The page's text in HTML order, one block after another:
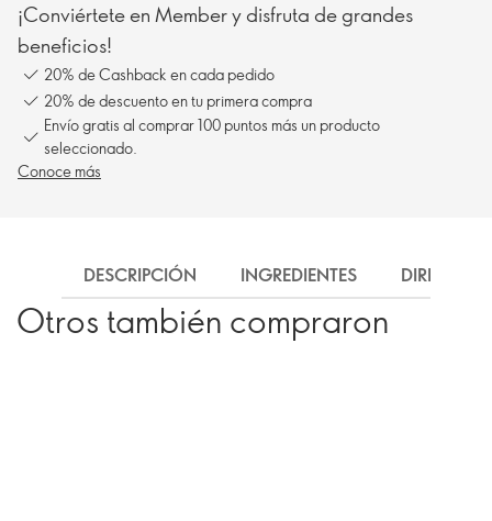
¡Conviértete en Member y disfruta de grandes
beneficios!
20% de Cashback en cada pedido
20% de descuento en tu primera compra
Envío gratis al comprar 100 puntos más un producto
seleccionado.
Conoce más
DESCRIPCIÓN INGREDIENTES
Otros también compraron